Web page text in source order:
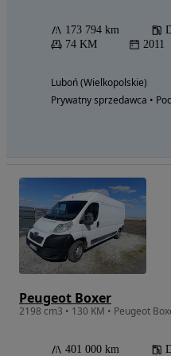
173 794 km
74 KM
2011
Luboń (Wielkopolskie)
Prywatny sprzedawca •
Peugeot Boxer
2198 cm3 • 130 KM • Peugeot
401 000 km